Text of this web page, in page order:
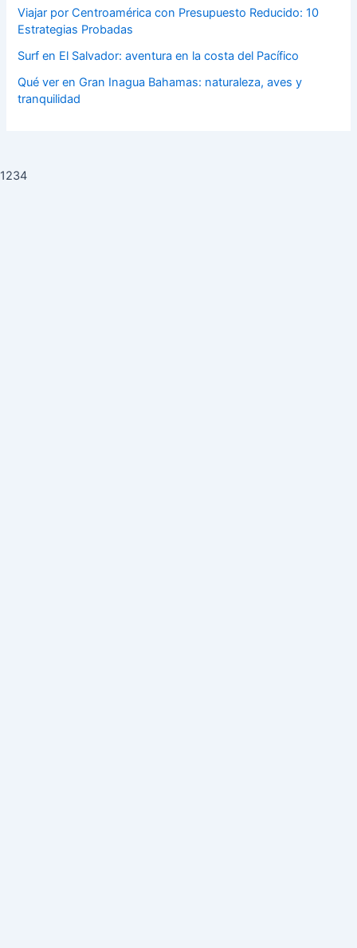
Viajar por Centroamérica con Presupuesto Reducido: 10
Estrategias Probadas
Surf en El Salvador: aventura en la costa del Pacífico
Qué ver en Gran Inagua Bahamas: naturaleza, aves y
tranquilidad
1234